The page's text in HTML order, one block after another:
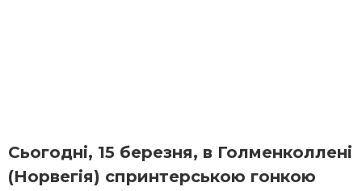
Сьогодні, 15 березня, в Голменколлені
(Норвегія) спринтерською гонкою